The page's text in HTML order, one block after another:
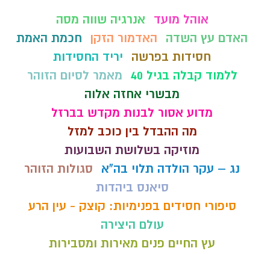
אוהל מועד
אנרגיה שווה מסה
האדם עץ השדה
האדמור הזקן
חכמת האמת
חסידות בפרשה
יריד החסידות
ללמוד קבלה בגיל 40
מאמר לסיום הזוהר
מבשרי אחזה אלוה
מדוע אסור לבנות מקדש בברזל
מה ההבדל בין כוכב למזל
מוזיקה בשלושת השבועות
נג – עקר הולדה תלוי בה"א
סגולות הזוהר
סיאנס ביהדות
סיפורי חסידים בפנימיות: קוצק - עין הרע
עולם היצירה
עץ החיים פנים מאירות ומסבירות